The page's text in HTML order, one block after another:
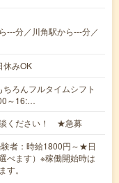
---分／川角駅から---分／
みOK
ろんフルタイムシフト
～16:…
談ください！ ★急募
者：時給1800円～★日
べます）※稼働開始時は
。